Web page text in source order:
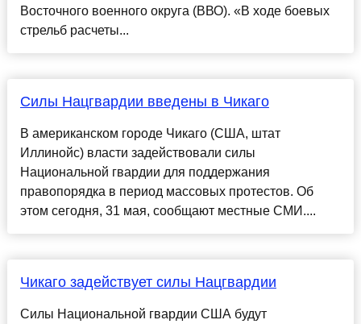
Восточного военного округа (ВВО). «В ходе боевых
стрельб расчеты...
Силы Нацгвардии введены в Чикаго
В американском городе Чикаго (США, штат
Иллинойс) власти задействовали силы
Национальной гвардии для поддержания
правопорядка в период массовых протестов. Об
этом сегодня, 31 мая, сообщают местные СМИ....
Чикаго задействует силы Нацгвардии
Силы Национальной гвардии США будут